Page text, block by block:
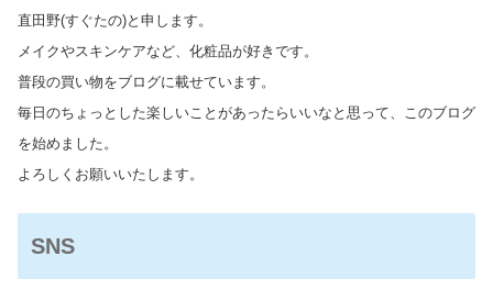
直田野(すぐたの)と申します。
メイクやスキンケアなど、化粧品が好きです。
普段の買い物をブログに載せています。
毎日のちょっとした楽しいことがあったらいいなと思って、このブログ
を始めました。
よろしくお願いいたします。
SNS